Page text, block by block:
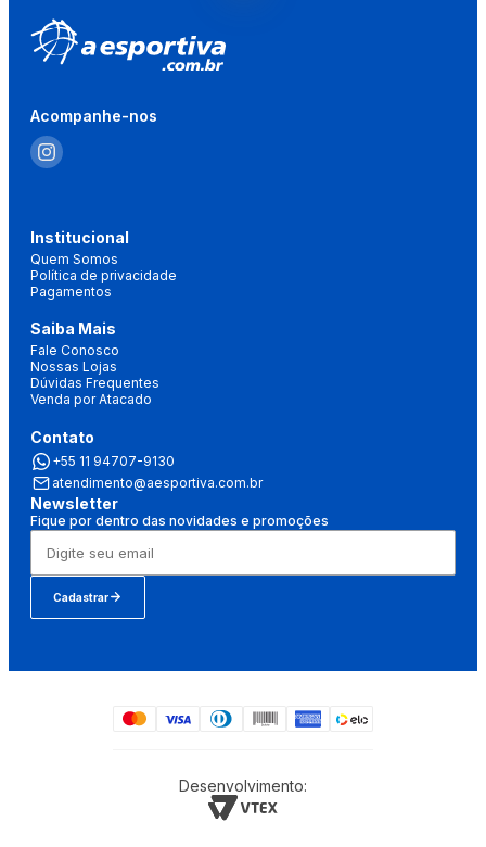
Acompanhe-nos
Institucional
Quem Somos
Política de privacidade
Pagamentos
Saiba Mais
Fale Conosco
Nossas Lojas
Dúvidas Frequentes
Venda por Atacado
Contato
+55 11 94707-9130
atendimento@aesportiva.com.br
Newsletter
Fique por dentro das novidades e promoções
Cadastrar
Desenvolvimento: